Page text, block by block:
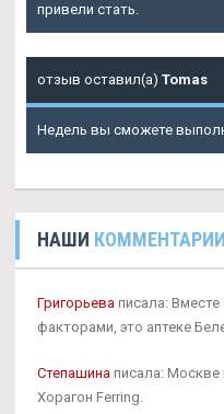
привели стать.
отзыв оставил(а) Tomas
Недель вы сможете
НАШИ КОММЕНТАРИИ
Григорьева писала:
факторами, это аптеке
Степашина писала: Москве
Хорагон Ferring.